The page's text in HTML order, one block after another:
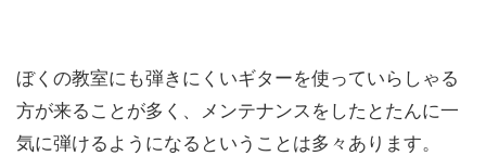
ぼくの教室にも弾きにくいギターを使っていらしゃる
方が来ることが多く、メンテナンスをしたとたんに一
気に弾けるようになるということは多々あります。